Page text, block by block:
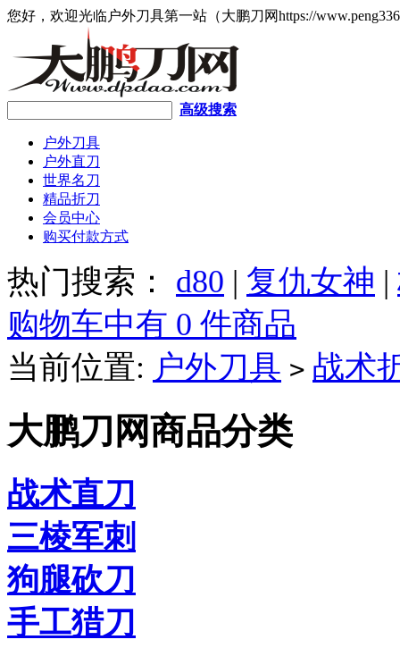
您好，欢迎光临户外刀具第一站（大鹏刀网https://
高级搜索
户外刀具
户外直刀
世界名刀
精品折刀
会员中心
购买付款方式
热门搜索： d80 | 复仇女神 |
购物车中有 0 件商品
当前位置: 户外刀具 > 战术
大鹏刀网商品分类
战术直刀
三棱军刺
狗腿砍刀
手工猎刀